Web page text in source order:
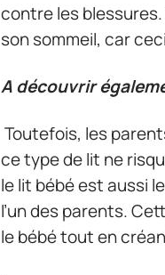
contre les
son sommeil, car
A découvrir
Toutefois, les
ce type de lit ne
le lit bébé est aussi
l’un des parents.
le bébé tout en